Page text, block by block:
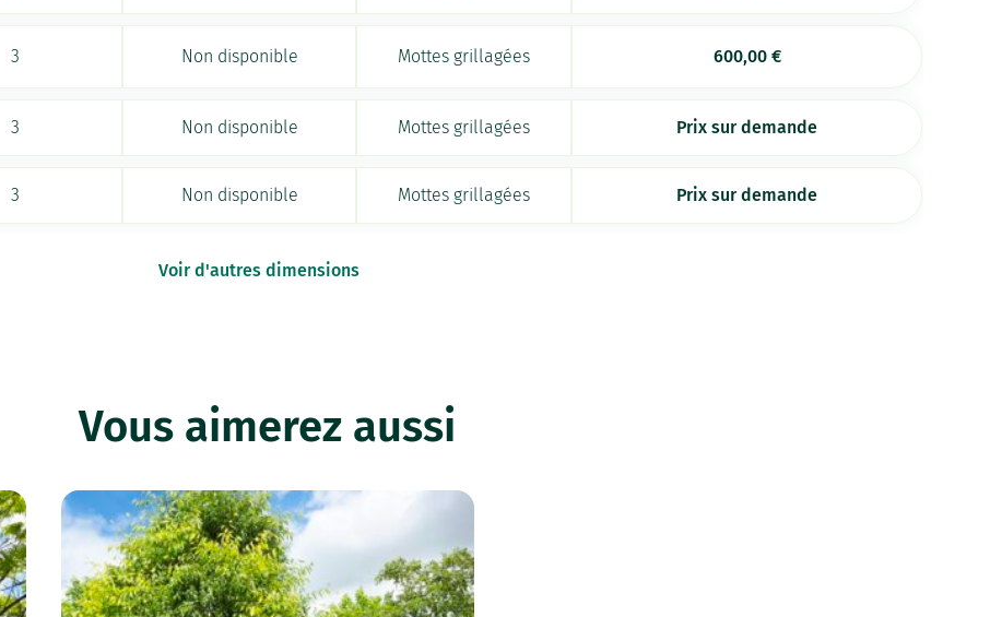
3 Non disponible Mottes grillagées 600,00 €
3 Non disponible Mottes grillagées Prix sur demande
3 Non disponible Mottes grillagées Prix sur demande
Voir d'autres dimensions
Vous aimerez aussi